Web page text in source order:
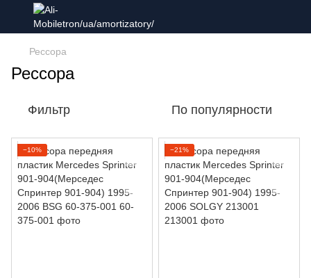
Рессора
Рессора
Фильтр По популярности
−10% −21%